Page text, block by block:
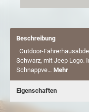
Beschreibung
Outdoor-
Schwarz, mit Jeep Logo.
Schnappve… Mehr
Eigenschaften